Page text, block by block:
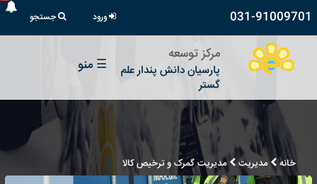
031-91009701 ورود جستجو
مرکز توسعه
پارسیان دانش پندار علم
گستر
☰ منو
خانه مدیریت مدیریت گمرک و ترخیص کالا